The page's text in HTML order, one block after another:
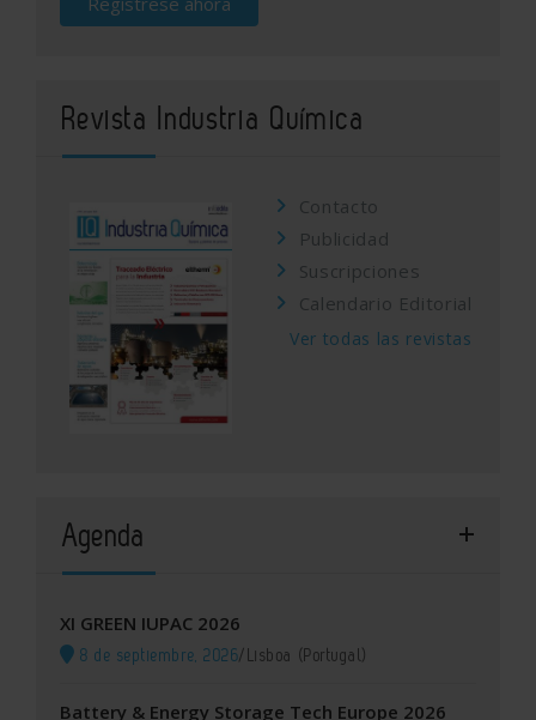
Revista Industria Química
Contacto
Publicidad
Suscripciones
Calendario Editorial
Ver todas las revistas
Agenda
XI GREEN IUPAC 2026
8 de septiembre, 2026/Lisboa (Portugal)
Battery & Energy Storage Tech Europe 2026